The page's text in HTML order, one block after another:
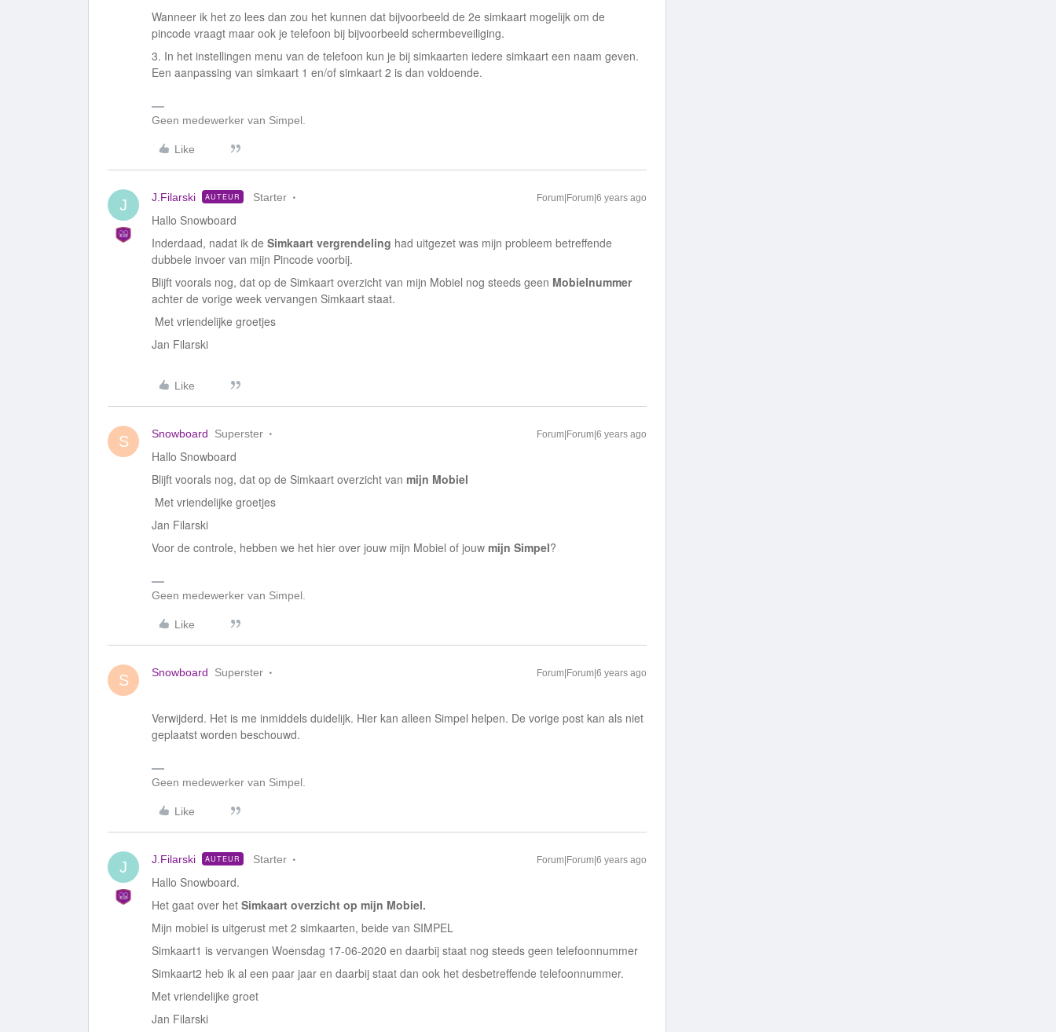
Wanneer ik het zo lees dan zou het kunnen dat bijvoorbeeld de 2e simkaart mogelijk om de
pincode vraagt maar ook je telefoon bij bijvoorbeeld schermbeveiliging.
3. In het instellingen menu van de telefoon kun je bij simkaarten iedere simkaart een naam geven.
Een aanpassing van simkaart 1 en/of simkaart 2 is dan voldoende.
Geen medewerker van Simpel.
Like
J J.Filarski AUTEUR Starter Forum|Forum|6 years ago
Hallo Snowboard
Inderdaad, nadat ik de Simkaart vergrendeling had uitgezet was mijn probleem betreffende
dubbele invoer van mijn Pincode voorbij.
Blijft voorals nog, dat op de Simkaart overzicht van mijn Mobiel nog steeds geen Mobielnummer
achter de vorige week vervangen Simkaart staat.
Met vriendelijke groetjes
Jan Filarski
Like
S Snowboard Superster Forum|Forum|6 years ago
Hallo Snowboard
Blijft voorals nog, dat op de Simkaart overzicht van mijn Mobiel
Met vriendelijke groetjes
Jan Filarski
Voor de controle, hebben we het hier over jouw mijn Mobiel of jouw mijn Simpel?
Geen medewerker van Simpel.
Like
S Snowboard Superster Forum|Forum|6 years ago
Verwijderd. Het is me inmiddels duidelijk. Hier kan alleen Simpel helpen. De vorige post kan als niet
geplaatst worden beschouwd.
Geen medewerker van Simpel.
Like
J J.Filarski AUTEUR Starter Forum|Forum|6 years ago
Hallo Snowboard.
Het gaat over het Simkaart overzicht op mijn Mobiel.
Mijn mobiel is uitgerust met 2 simkaarten, beide van SIMPEL
Simkaart1 is vervangen Woensdag 17-06-2020 en daarbij staat nog steeds geen telefoonnummer
Simkaart2 heb ik al een paar jaar en daarbij staat dan ook het desbetreffende telefoonnummer.
Met vriendelijke groet
Jan Filarski